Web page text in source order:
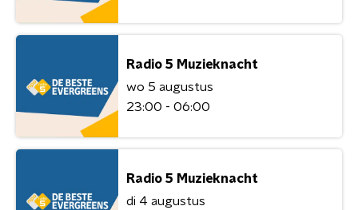
Radio 5 Muzieknacht
wo 5 augustus
23:00 - 06:00
Radio 5 Muzieknacht
di 4 augustus